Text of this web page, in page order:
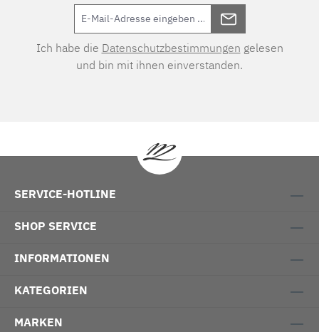
Ich habe die Datenschutzbestimmungen gelesen
und bin mit ihnen einverstanden.
SERVICE-HOTLINE
SHOP SERVICE
INFORMATIONEN
KATEGORIEN
MARKEN